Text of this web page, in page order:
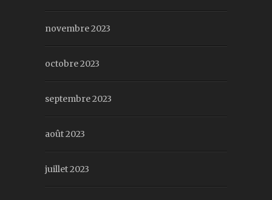
novembre 2023
octobre 2023
septembre 2023
août 2023
juillet 2023